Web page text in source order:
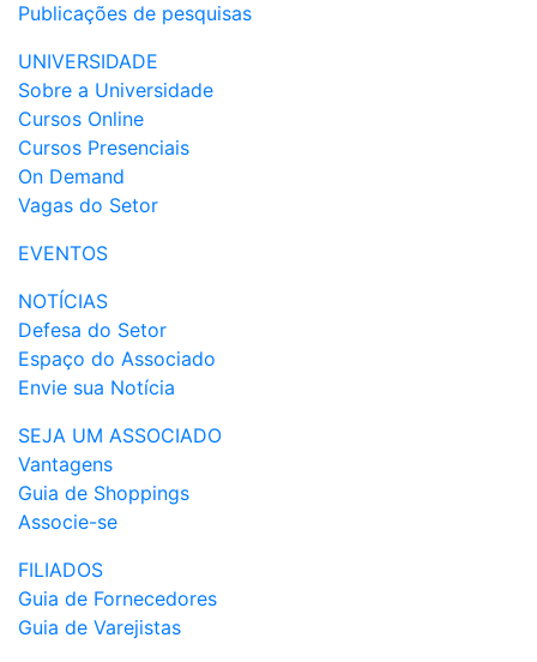
Publicações de pesquisas
UNIVERSIDADE
Sobre a Universidade
Cursos Online
Cursos Presenciais
On Demand
Vagas do Setor
EVENTOS
NOTÍCIAS
Defesa do Setor
Espaço do Associado
Envie sua Notícia
SEJA UM ASSOCIADO
Vantagens
Guia de Shoppings
Associe-se
FILIADOS
Guia de Fornecedores
Guia de Varejistas